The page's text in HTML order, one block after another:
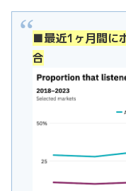
■最近1ヶ月間に
合